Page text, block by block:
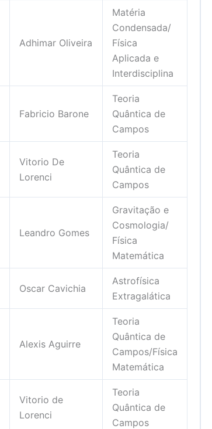
Adhimar Oliveira
Matéria
Condensada/
Física
Aplicada e
Interdisciplina
Fabricio Barone
Teoria
Quântica de
Campos
Vitorio De
Lorenci
Teoria
Quântica de
Campos
Leandro Gomes
Gravitação e
Cosmologia/
Física
Matemática
Oscar Cavichia
Astrofísica
Extragalática
Alexis Aguirre
Teoria
Quântica de
Campos/Física
Matemática
Vitorio de
Lorenci
Teoria
Quântica de
Campos